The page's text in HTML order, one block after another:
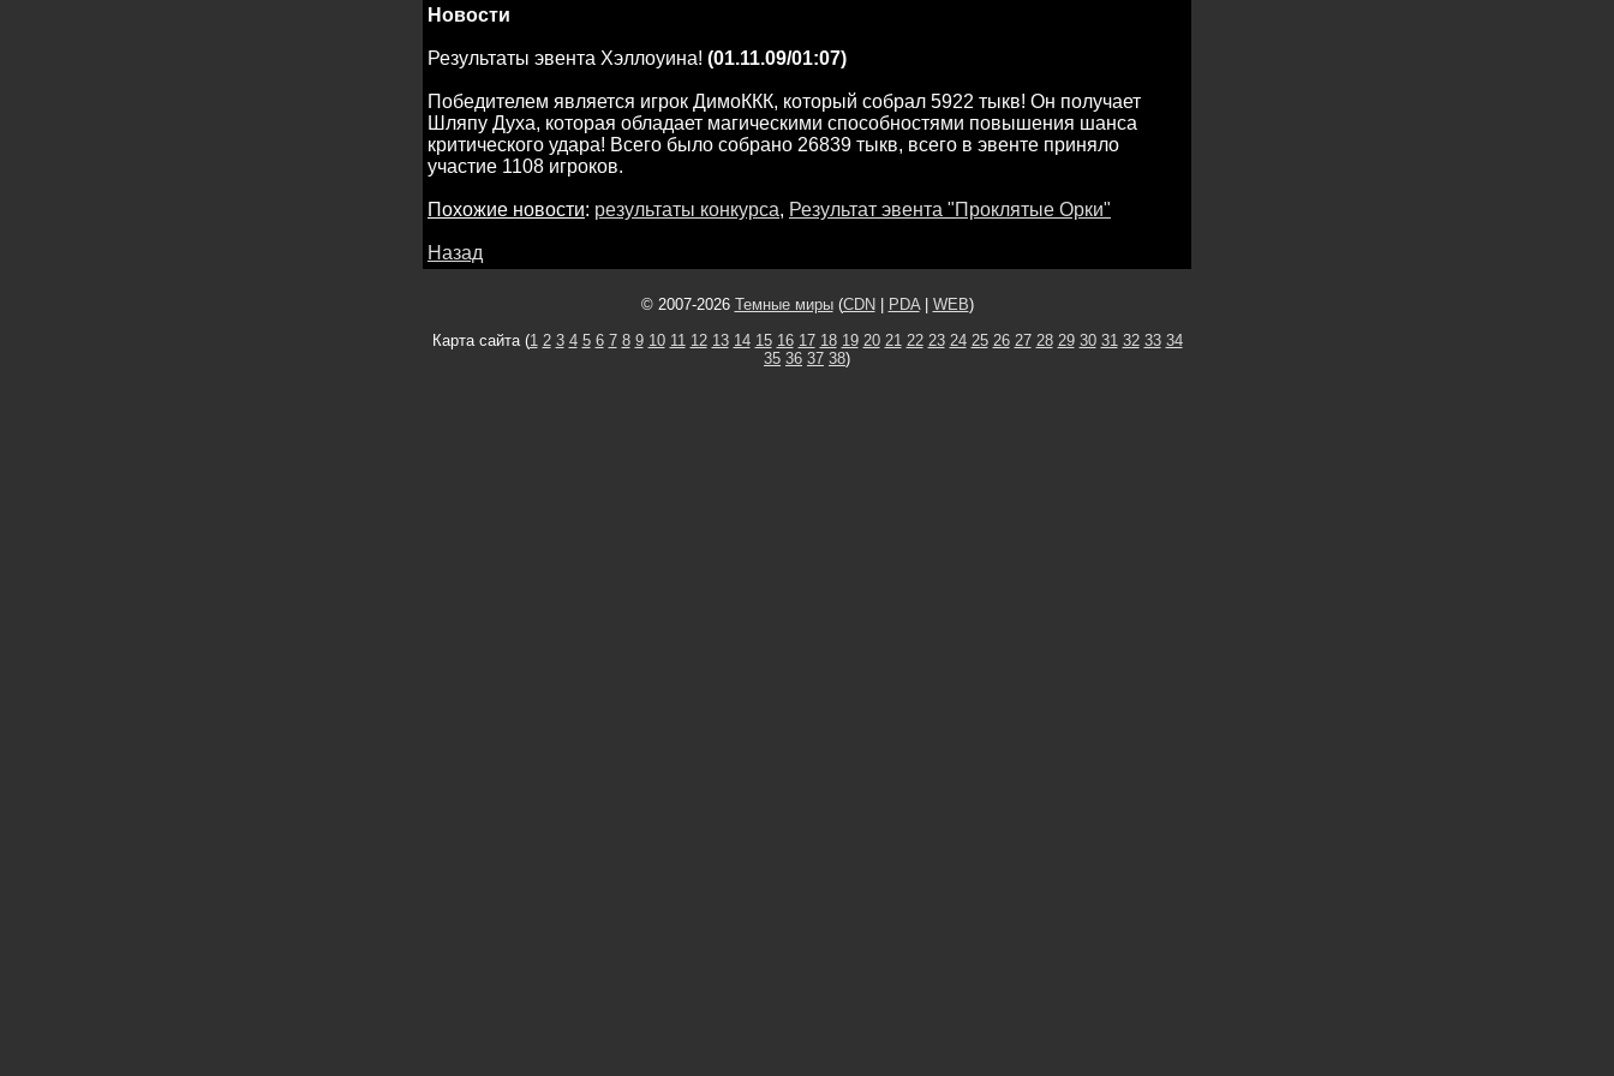
Новости
Результаты эвента Хэллоуина! (01.11.09/01:07)
Победителем является игрок ДимоККК, который собрал 5922 тыкв! Он получает
Шляпу Духа, которая обладает магическими способностями повышения шанса
критического удара! Всего было собрано 26839 тыкв, всего в эвенте приняло
участие 1108 игроков.
Похожие новости: результаты конкурса, Результат эвента "Проклятые Орки"
Назад
© 2007-2026 Темные миры(CDN PDA| WEB)
Карта сайта (1 2 3 4 5 6 7 8 9 10 11 12 13 14 15 16 17 18 19 20 21 22 23 24 25 26 27 28 29 30 31 32 33 34
35 36 37 38)